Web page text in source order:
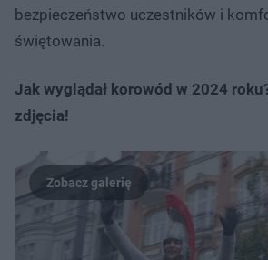
bezpieczeństwo uczestników i
świętowania.
Jak wyglądał korowód w 2024
zdjęcia!